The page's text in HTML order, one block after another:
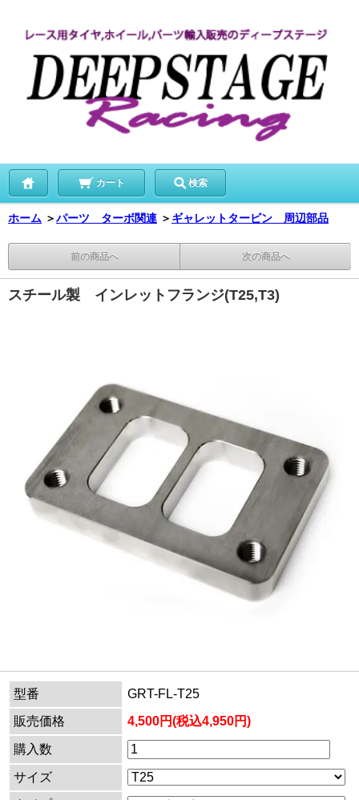
カート 検索
ホーム ＞パーツ ターボ関連 ＞ ギャレットタービン 周辺部品
前の商品へ 次の商品へ
スチール製 インレットフランジ(T25,T3)
型番
GRT-FL-T25
販売価格
4,500円(税込4,950円)
購入数
サイズ